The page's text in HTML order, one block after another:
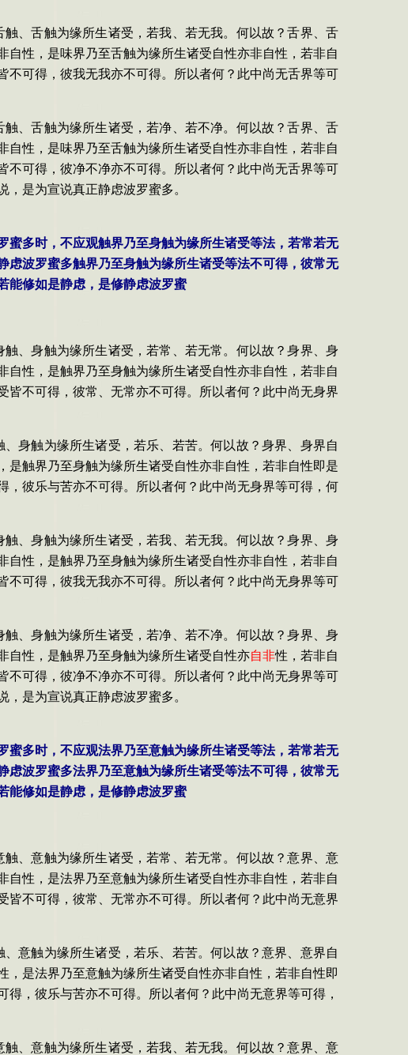
、舌触为缘所生诸受，若我、若无我。何以故？舌界、舌
性，是味界乃至舌触为缘所生诸受自性亦非自性，若非自
可得，彼我无我亦不可得。所以者何？此中尚无舌界等可
、舌触为缘所生诸受，若净、若不净。何以故？舌界、舌
性，是味界乃至舌触为缘所生诸受自性亦非自性，若非自
可得，彼净不净亦不可得。所以者何？此中尚无舌界等可
是为宣说真正静虑波罗蜜多。
多时，不应观触界乃至身触为缘所生诸受等法，若常若无
波罗蜜多触界乃至身触为缘所生诸受等法不可得，彼常无
能修如是静虑，是修静虑波罗蜜
、身触为缘所生诸受，若常、若无常。何以故？身界、身
性，是触界乃至身触为缘所生诸受自性亦非自性，若非自
不可得，彼常、无常亦不可得。所以者何？此中尚无身界
身触为缘所生诸受，若乐、若苦。何以故？身界、身界自
触界乃至身触为缘所生诸受自性亦非自性，若非自性即是
彼乐与苦亦不可得。所以者何？此中尚无身界等可得，何
、身触为缘所生诸受，若我、若无我。何以故？身界、身
性，是触界乃至身触为缘所生诸受自性亦非自性，若非自
可得，彼我无我亦不可得。所以者何？此中尚无身界等可
、身触为缘所生诸受，若净、若不净。何以故？身界、身
自性，是触界乃至身触为缘所生诸受自性亦自非性，若非自
可得，彼净不净亦不可得。所以者何？此中尚无身界等可
是为宣说真正静虑波罗蜜多。
多时，不应观法界乃至意触为缘所生诸受等法，若常若无
波罗蜜多法界乃至意触为缘所生诸受等法不可得，彼常无
能修如是静虑，是修静虑波罗蜜
、意触为缘所生诸受，若常、若无常。何以故？意界、意
性，是法界乃至意触为缘所生诸受自性亦非自性，若非自
不可得，彼常、无常亦不可得。所以者何？此中尚无意界
意触为缘所生诸受，若乐、若苦。何以故？意界、意界自
是法界乃至意触为缘所生诸受自性亦非自性，若非自性即
，彼乐与苦亦不可得。所以者何？此中尚无意界等可得，
、意触为缘所生诸受，若我、若无我。何以故？意界、意